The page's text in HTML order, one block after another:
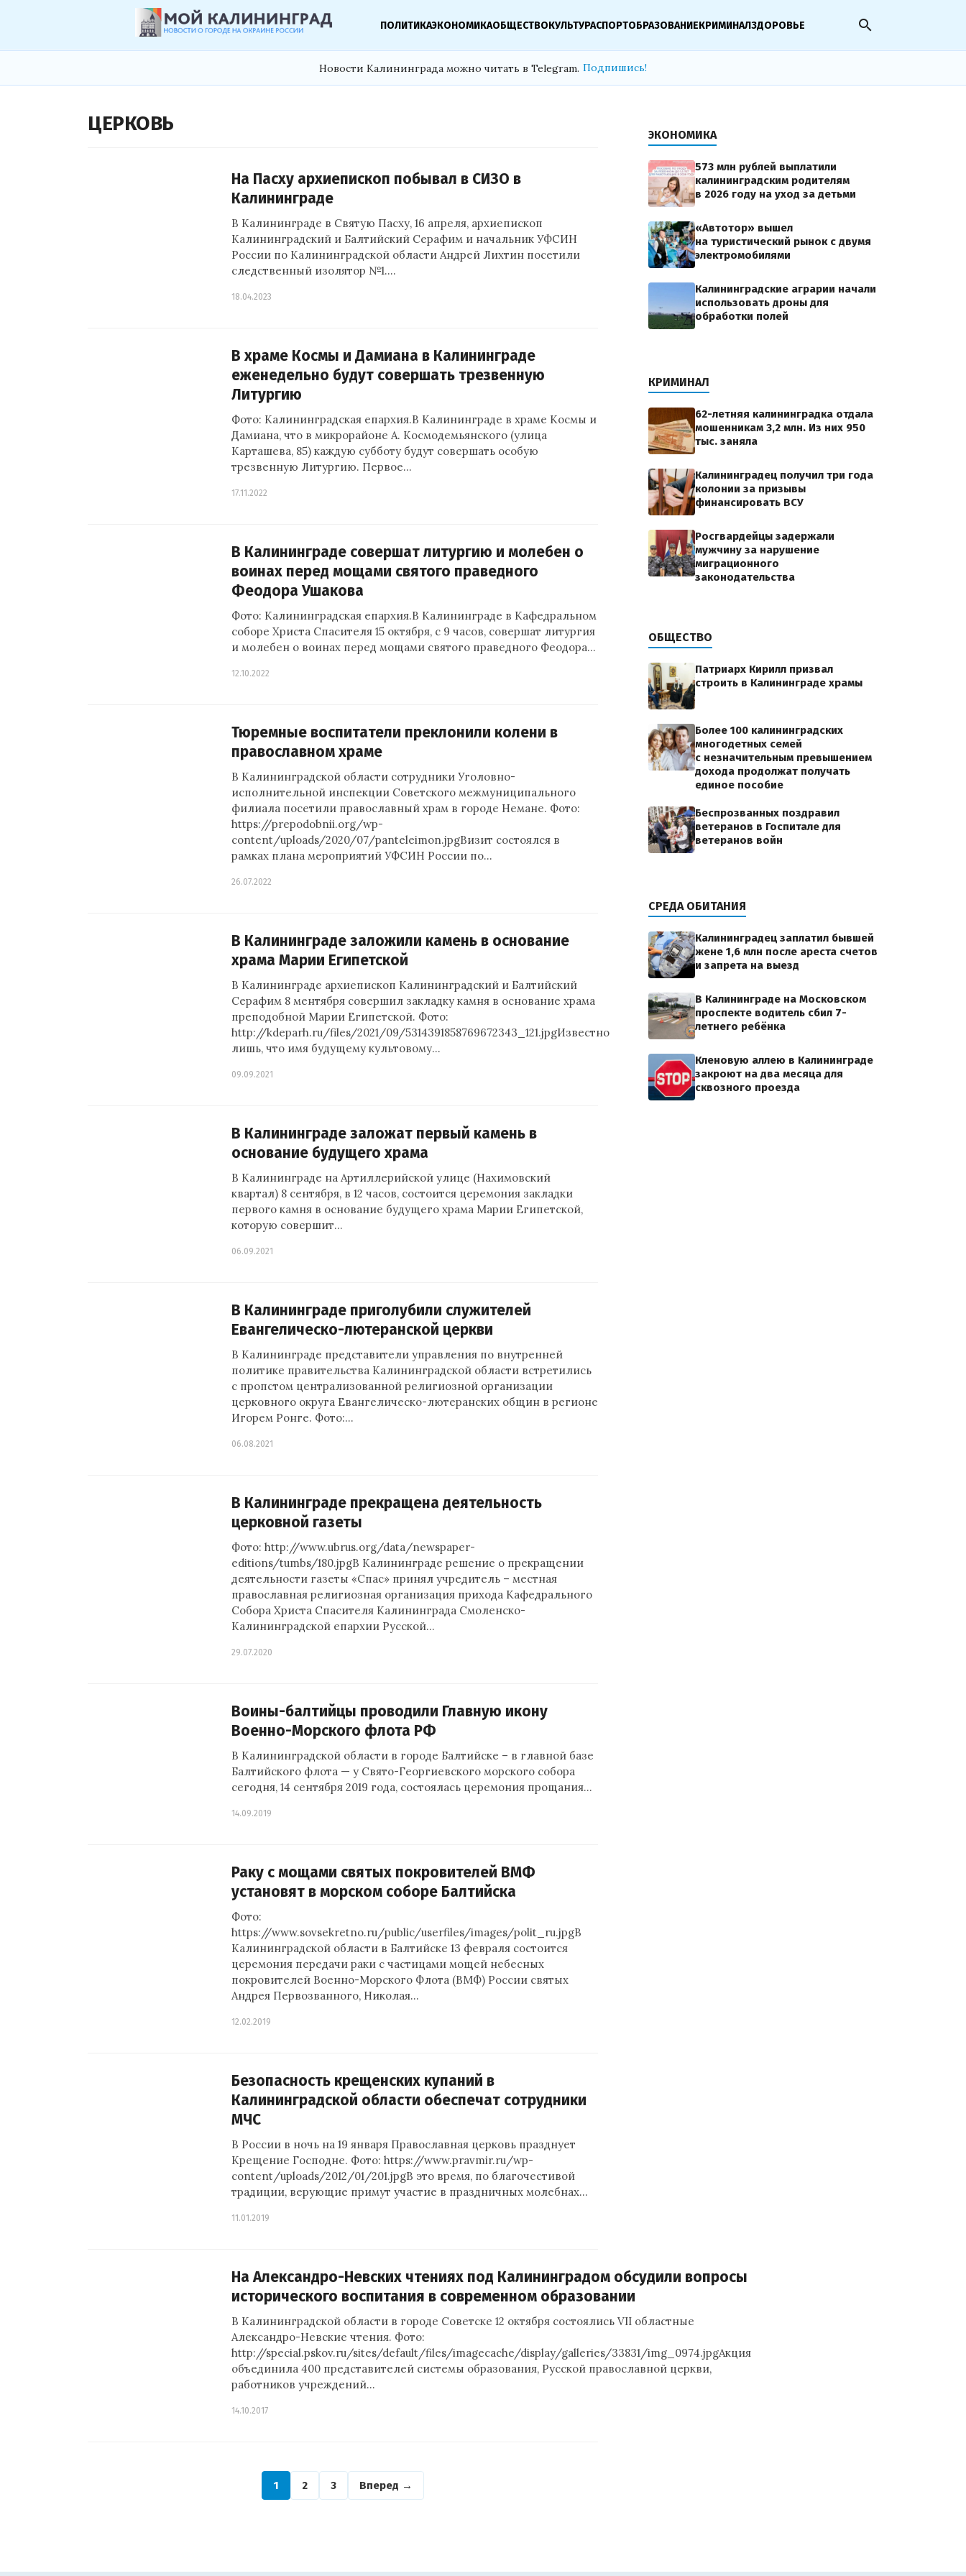
ПОЛИТИКАЭКОНОМИКАОБЩЕСТВОКУЛЬТУРАСПОРТОБРАЗОВАНИЕКРИМИНАЛЗДОРОВЬЕ search
Новости Калининграда можно читать в Telegram. Подпишись!
ЦЕРКОВЬ
На Пасху архиепископ побывал в СИЗО в
Калининграде
В Калининграде в Святую Пасху, 16 апреля, архиепископ
Калининградский и Балтийский Серафим и начальник УФСИН
России по Калининградской области Андрей Лихтин посетили
следственный изолятор №1.…
18.04.2023
В храме Космы и Дамиана в Калининграде
еженедельно будут совершать трезвенную
Литургию
Фото: Калининградская епархия.В Калининграде в храме Космы и
Дамиана, что в микрорайоне А. Космодемьянского (улица
Карташева, 85) каждую субботу будут совершать особую
трезвенную Литургию. Первое…
17.11.2022
В Калининграде совершат литургию и молебен о
воинах перед мощами святого праведного
Феодора Ушакова
Фото: Калининградская епархия.В Калининграде в Кафедральном
соборе Христа Спасителя 15 октября, с 9 часов, совершат литургия
и молебен о воинах перед мощами святого праведного Феодора…
12.10.2022
Тюремные воспитатели преклонили колени в
православном храме
В Калининградской области сотрудники Уголовно-
исполнительной инспекции Советского межмуниципального
филиала посетили православный храм в городе Немане. Фото:
https://prepodobnii.org/wp-
content/uploads/2020/07/panteleimon.jpgВизит состоялся в
рамках плана мероприятий УФСИН России по…
26.07.2022
В Калининграде заложили камень в основание
храма Марии Египетской
В Калининграде архиепископ Калининградский и Балтийский
Серафим 8 ментября совершил закладку камня в основание храма
преподобной Марии Египетской. Фото:
http://kdeparh.ru/files/2021/09/5314391858769672343_121.jpgИзвестно
лишь, что имя будущему культовому…
09.09.2021
В Калининграде заложат первый камень в
основание будущего храма
В Калининграде на Артиллерийской улице (Нахимовский
квартал) 8 сентября, в 12 часов, состоится церемония закладки
первого камня в основание будущего храма Марии Египетской,
которую совершит…
06.09.2021
В Калининграде приголубили служителей
Евангелическо-лютеранской церкви
В Калининграде представители управления по внутренней
политике правительства Калининградской области встретились
с пропстом централизованной религиозной организации
церковного округа Евангелическо-лютеранских общин в регионе
Игорем Ронге. Фото:…
06.08.2021
В Калининграде прекращена деятельность
церковной газеты
Фото: http://www.ubrus.org/data/newspaper-
editions/tumbs/180.jpgВ Калининграде решение о прекращении
деятельности газеты «Спас» принял учредитель – местная
православная религиозная организация прихода Кафедрального
Собора Христа Спасителя Калининграда Смоленско-
Калининградской епархии Русской…
29.07.2020
Воины-балтийцы проводили Главную икону
Военно-Морского флота РФ
В Калининградской области в городе Балтийске – в главной базе
Балтийского флота — у Свято-Георгиевского морского собора
сегодня, 14 сентября 2019 года, состоялась церемония прощания…
14.09.2019
Раку с мощами святых покровителей ВМФ
установят в морском соборе Балтийска
Фото:
https://www.sovsekretno.ru/public/userfiles/images/polit_ru.jpgВ
Калининградской области в Балтийске 13 февраля состоится
церемония передачи раки с частицами мощей небесных
покровителей Военно-Морского Флота (ВМФ) России святых
Андрея Первозванного, Николая…
12.02.2019
Безопасность крещенских купаний в
Калининградской области обеспечат сотрудники
МЧС
В России в ночь на 19 января Православная церковь празднует
Крещение Господне. Фото: https://www.pravmir.ru/wp-
content/uploads/2012/01/201.jpgВ это время, по благочестивой
традиции, верующие примут участие в праздничных молебнах…
11.01.2019
На Александро-Невских чтениях под Калининградом обсудили вопросы
исторического воспитания в современном образовании
В Калининградской области в городе Советске 12 октября состоялись VII областные
Александро-Невские чтения. Фото:
http://special.pskov.ru/sites/default/files/imagecache/display/galleries/33831/img_0974.jpgАкция
объединила 400 представителей системы образования, Русской православной церкви,
работников учреждений…
14.10.2017
1 2 3 Вперед →
ЭКОНОМИКА
573 млн рублей выплатили
калининградским родителям
в 2026 году на уход за детьми
«Автотор» вышел
на туристический рынок с двумя
электромобилями
Калининградские аграрии начали
использовать дроны для
обработки полей
КРИМИНАЛ
62-летняя калининградка отдала
мошенникам 3,2 млн. Из них 950
тыс. заняла
Калининградец получил три года
колонии за призывы
финансировать ВСУ
Росгвардейцы задержали
мужчину за нарушение
миграционного
законодательства
ОБЩЕСТВО
Патриарх Кирилл призвал
строить в Калининграде храмы
Более 100 калининградских
многодетных семей
с незначительным превышением
дохода продолжат получать
единое пособие
Беспрозванных поздравил
ветеранов в Госпитале для
ветеранов войн
СРЕДА ОБИТАНИЯ
Калининградец заплатил бывшей
жене 1,6 млн после ареста счетов
и запрета на выезд
В Калининграде на Московском
проспекте водитель сбил 7-
летнего ребёнка
Кленовую аллею в Калининграде
закроют на два месяца для
сквозного проезда